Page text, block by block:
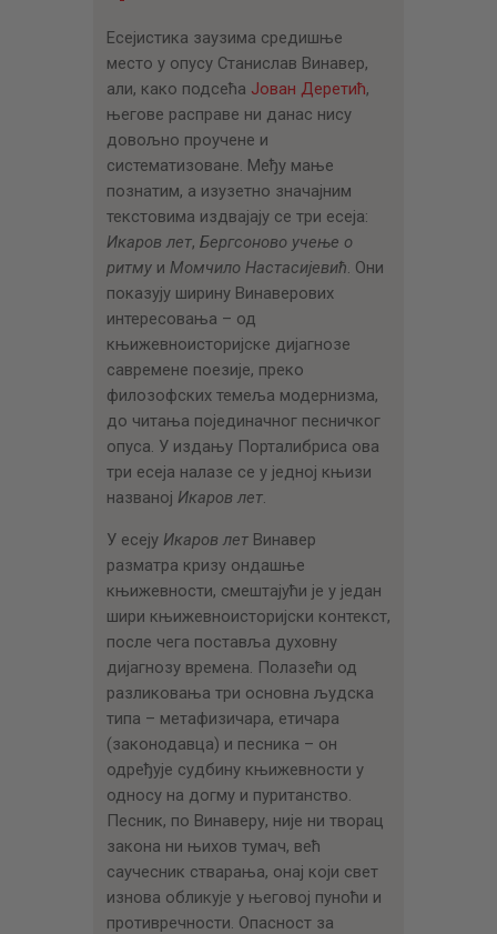
Есејистика заузима средишње
место у опусу Станислав Винавер,
али, како подсећа Јован Деретић,
његове расправе ни данас нису
довољно проучене и
систематизоване. Међу мање
познатим, а изузетно значајним
текстовима издвајају се три есеја:
Икаров лет, Бергсоново учење о
ритмуи Момчило Настасијевић. Они
показују ширину Винаверових
интересовања – од
књижевноисторијске дијагнозе
савремене поезије, преко
филозофских темеља модернизма,
до читања појединачног песничког
опуса. У издању Порталибриса ова
три есеја налазе се у једној књизи
названој Икаров лет.
У есеју Икаров летВинавер
разматра кризу ондашње
књижевности, смештајући је у један
шири књижевноисторијски контекст,
после чега поставља духовну
дијагнозу времена. Полазећи од
разликовања три основна људска
типа – метафизичара, етичара
(законодавца) и песника – он
одређује судбину књижевности у
односу на догму и пуританство.
Песник, по Винаверу, није ни творац
закона ни њихов тумач, већ
саучесник стварања, онај који свет
изнова обликује у његовој пуноћи и
противречности. Опасност за